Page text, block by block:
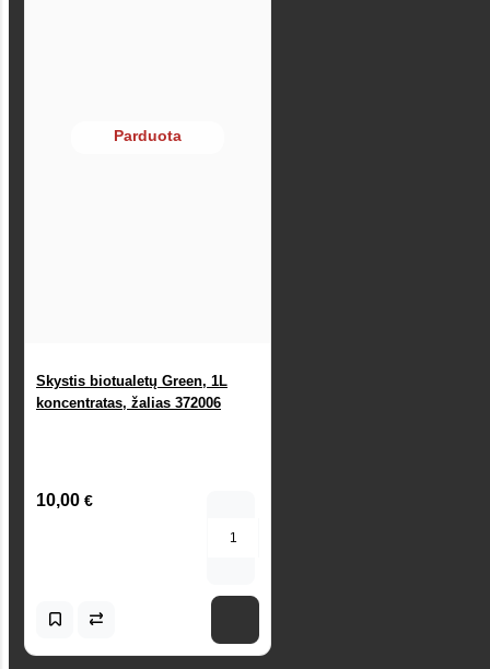
Parduota
Skystis biotualetų Green, 1L
koncentratas, žalias 372006
10,00 €